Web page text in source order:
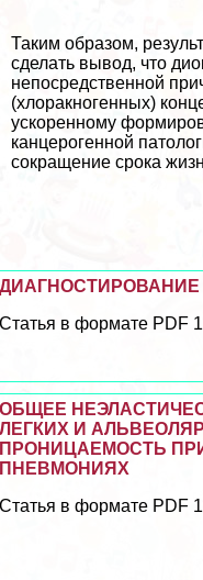
Таким образом,
сделать вывод, что
непосредственной
(хлоpaкногенных)
ускоренному
канцерогенной
сокращение срока
Статья в формате PDF
ОБЩЕЕ
ЛЕГКИХ И
ПРОНИЦАЕМОСТЬ
ПНЕВМОНИЯХ
Статья в формате PDF